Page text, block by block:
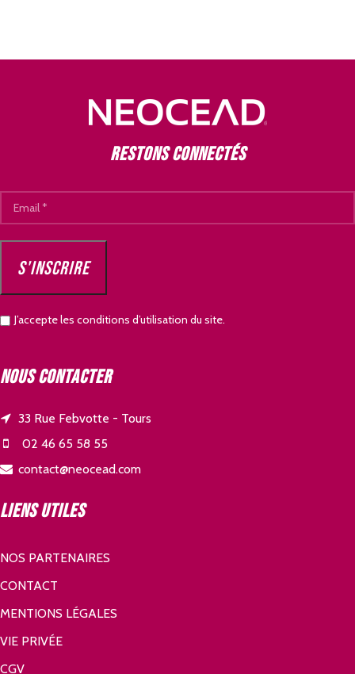
Restons connectés
J’accepte les conditions d’utilisation du site.
Nous contacter
33 Rue Febvotte - Tours
02 46 65 58 55
contact@neocead.com
Liens utiles
NOS PARTENAIRES
CONTACT
MENTIONS LÉGALES
VIE PRIVÉE
CGV